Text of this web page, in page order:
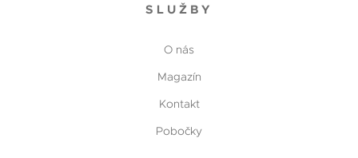
SLUŽBY
O nás
Magazín
Kontakt
Pobočky